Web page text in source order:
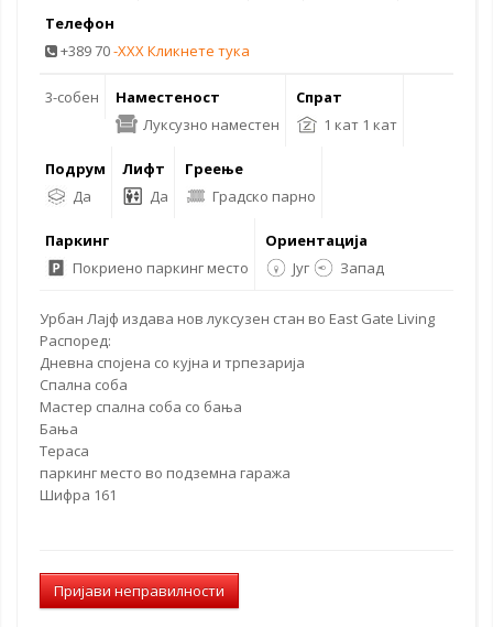
Телефон
+389 70-XXX Кликнете тука
3-собен
Наместеност
Луксузно наместен
Спрат
1 кат 1 кат
Подрум
Да
Лифт
Да
Греење
Градско парно
Паркинг
Покриено паркинг место
Ориентација
Југ
Запад
Урбан Лајф издава нов луксузен стан во East Gate Living
Распоред:
Дневна спојена со кујна и трпезарија
Спална соба
Мастер спална соба со бања
Бања
Тераса
паркинг место во подземна гаража
Шифра 161
Пријави неправилности